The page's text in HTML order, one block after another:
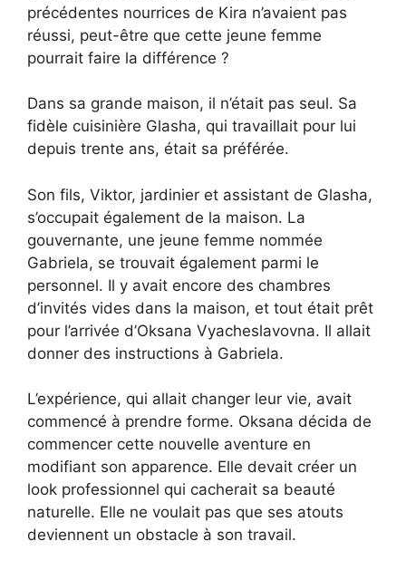
précédentes nourrices de Kira n’avaient pas
réussi, peut-être que cette jeune femme
pourrait faire la différence ?
Dans sa grande maison, il n’était pas seul. Sa
fidèle cuisinière Glasha, qui travaillait pour lui
depuis trente ans, était sa préférée.
Son fils, Viktor, jardinier et assistant de Glasha,
s’occupait également de la maison. La
gouvernante, une jeune femme nommée
Gabriela, se trouvait également parmi le
personnel. Il y avait encore des chambres
d’invités vides dans la maison, et tout était prêt
pour l’arrivée d’Oksana Vyacheslavovna. Il allait
donner des instructions à Gabriela.
L’expérience, qui allait changer leur vie, avait
commencé à prendre forme. Oksana décida de
commencer cette nouvelle aventure en
modifiant son apparence. Elle devait créer un
look professionnel qui cacherait sa beauté
naturelle. Elle ne voulait pas que ses atouts
deviennent un obstacle à son travail.